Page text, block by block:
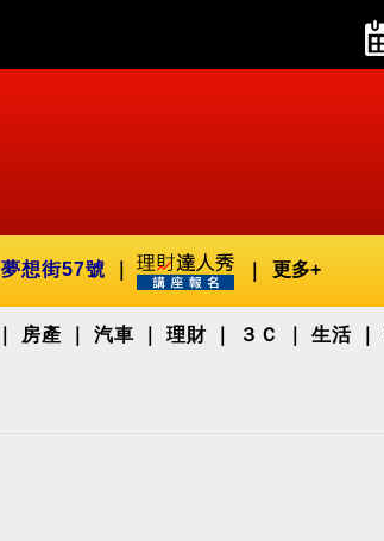
夢想街57號 更多+
房產 汽車 理財 ３Ｃ 生活